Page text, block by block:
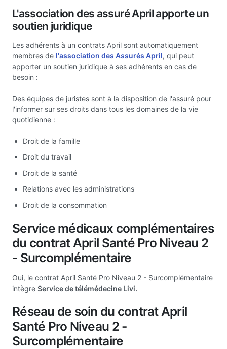
L'association des assuré April apporte un
soutien juridique
Les adhérents à un contrats April sont automatiquement
membres de l'association des Assurés April, qui peut
apporter un soutien juridique à ses adhérents en cas de
besoin :
Des équipes de juristes sont à la disposition de l'assuré pour
l'informer sur ses droits dans tous les domaines de la vie
quotidienne :
Droit de la famille
Droit du travail
Droit de la santé
Relations avec les administrations
Droit de la consommation
Service médicaux complémentaires
du contrat April Santé Pro Niveau 2
- Surcomplémentaire
Oui, le contrat April Santé Pro Niveau 2 - Surcomplémentaire
intègre Service de télémédecine Livi.
Réseau de soin du contrat April
Santé Pro Niveau 2 -
Surcomplémentaire